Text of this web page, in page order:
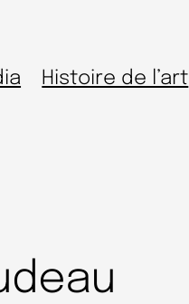
Histoire de l’art